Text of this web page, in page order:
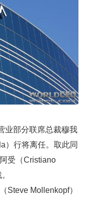
业部分联席总裁穆我
）行将离任。取此同
受（Cristiano
Steve Mollenkopf）